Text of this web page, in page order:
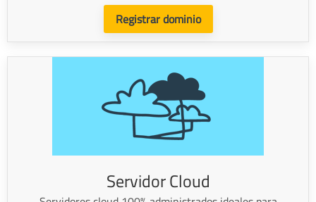
Registrar dominio
Servidor Cloud